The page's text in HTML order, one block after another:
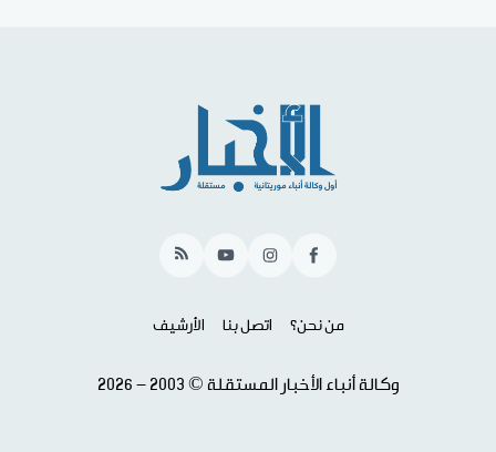
Facebook
Instagram
YouTube
RSS
من نحن؟ اتصل بنا الأرشيف
وكالة أنباء الأخبار المستقلة © 2003 - 2026